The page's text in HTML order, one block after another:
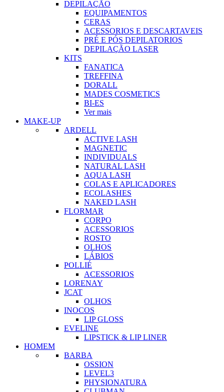
DEPILAÇÃO
EQUIPAMENTOS
CERAS
ACESSORIOS E DESCARTAVEIS
PRÉ E PÓS DEPILATORIOS
DEPILAÇÃO LASER
KITS
FANATICA
TREFFINA
DORALL
MADES COSMETICS
BI-ES
Ver mais
MAKE-UP
ARDELL
ACTIVE LASH
MAGNETIC
INDIVIDUALS
NATURAL LASH
AQUA LASH
COLAS E APLICADORES
ECOLASHES
NAKED LASH
FLORMAR
CORPO
ACESSORIOS
ROSTO
OLHOS
LÁBIOS
POLLIÉ
ACESSORIOS
LORENAY
JCAT
OLHOS
INOCOS
LIP GLOSS
EVELINE
LIPSTICK & LIP LINER
HOMEM
BARBA
OSSION
LEVEL3
PHYSIONATURA